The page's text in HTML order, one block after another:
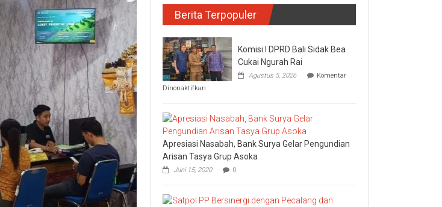
Berita Terpopuler
Komisi I DPRD Bali Sidak Bea
Cukai Ngurah Rai
Agustus 5, 2026
Komentar
Dinonaktifkan
I
DPRD
Bali
Sidak
Bea
Cukai
Ngurah
Rai
Apresiasi Nasabah, Bank Surya Gelar Pengundian
Arisan Tasya Grup Asoka
Juni 15, 2020 0